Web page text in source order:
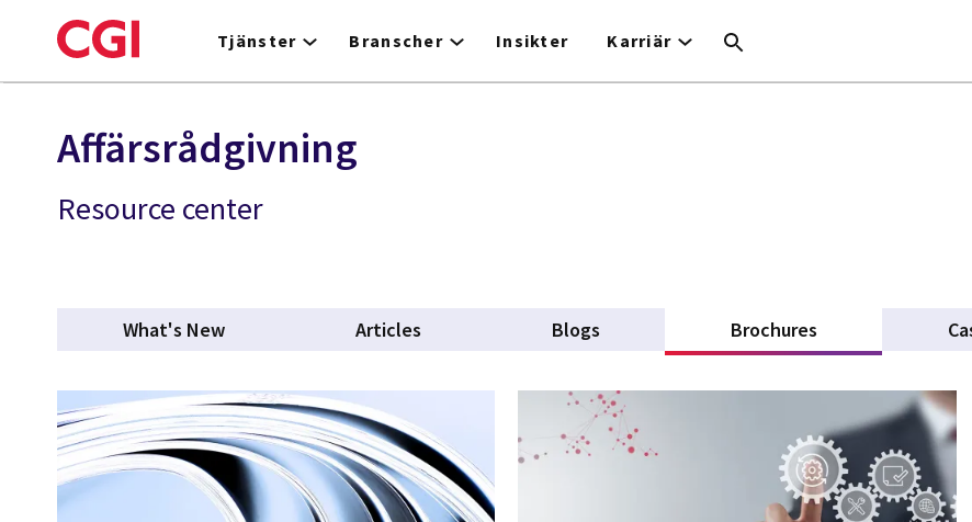
to
Tjänster Branscher Insikter Karriär
Affärsrådgivning
Resource center
What's New Articles Blogs Brochures